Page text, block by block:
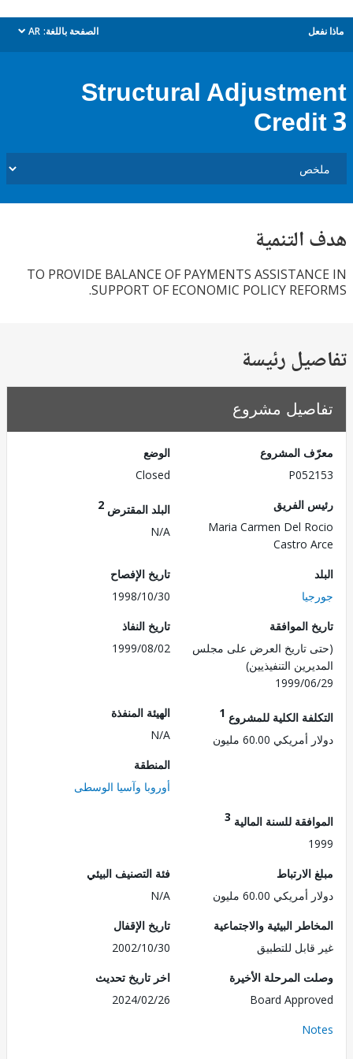
الصفحة باللغة: AR
dropdown
Structural
TO PROVIDE BALANCE OF PAYMENTS
SUPPORT OF ECONOMIC POLICY
رئيسة
مشروع
المشروع
الفريق
Maria Carmen Del
Castro
البلد المقترض
تاريخ الإفصاح
1998/10/30
الموافقة
تاريخ العرض على مجلس
التنفيذيين)
1999/
تاريخ النفاذ
1999/08/02
الكلية للمشروع1
60.00 مليون
الهيئة المنفذة
أوروبا وآسيا الوسطى
للسنة المالية3
60.00 مليون
فئة التصنيف البيئي
البيئية والاجتماعية
للتطبيق
تاريخ الإقفال
2002/10/30
المرحلة الأخيرة
Board
اخر تاريخ تحديث
2024/02/26